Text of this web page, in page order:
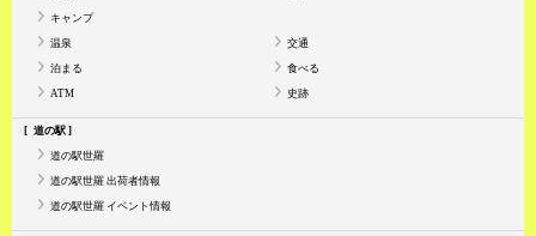
キャンプ
温泉 交通
泊まる 食べる
ATM 史跡
道の駅
道の駅世羅
道の駅世羅 出荷者情報
道の駅世羅 イベント情報